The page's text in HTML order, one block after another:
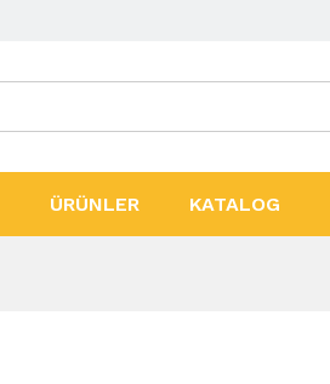
ÜRÜNLER KATALOG